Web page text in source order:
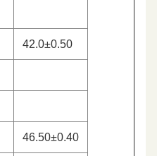
42.0±0.50
46.50±0.40